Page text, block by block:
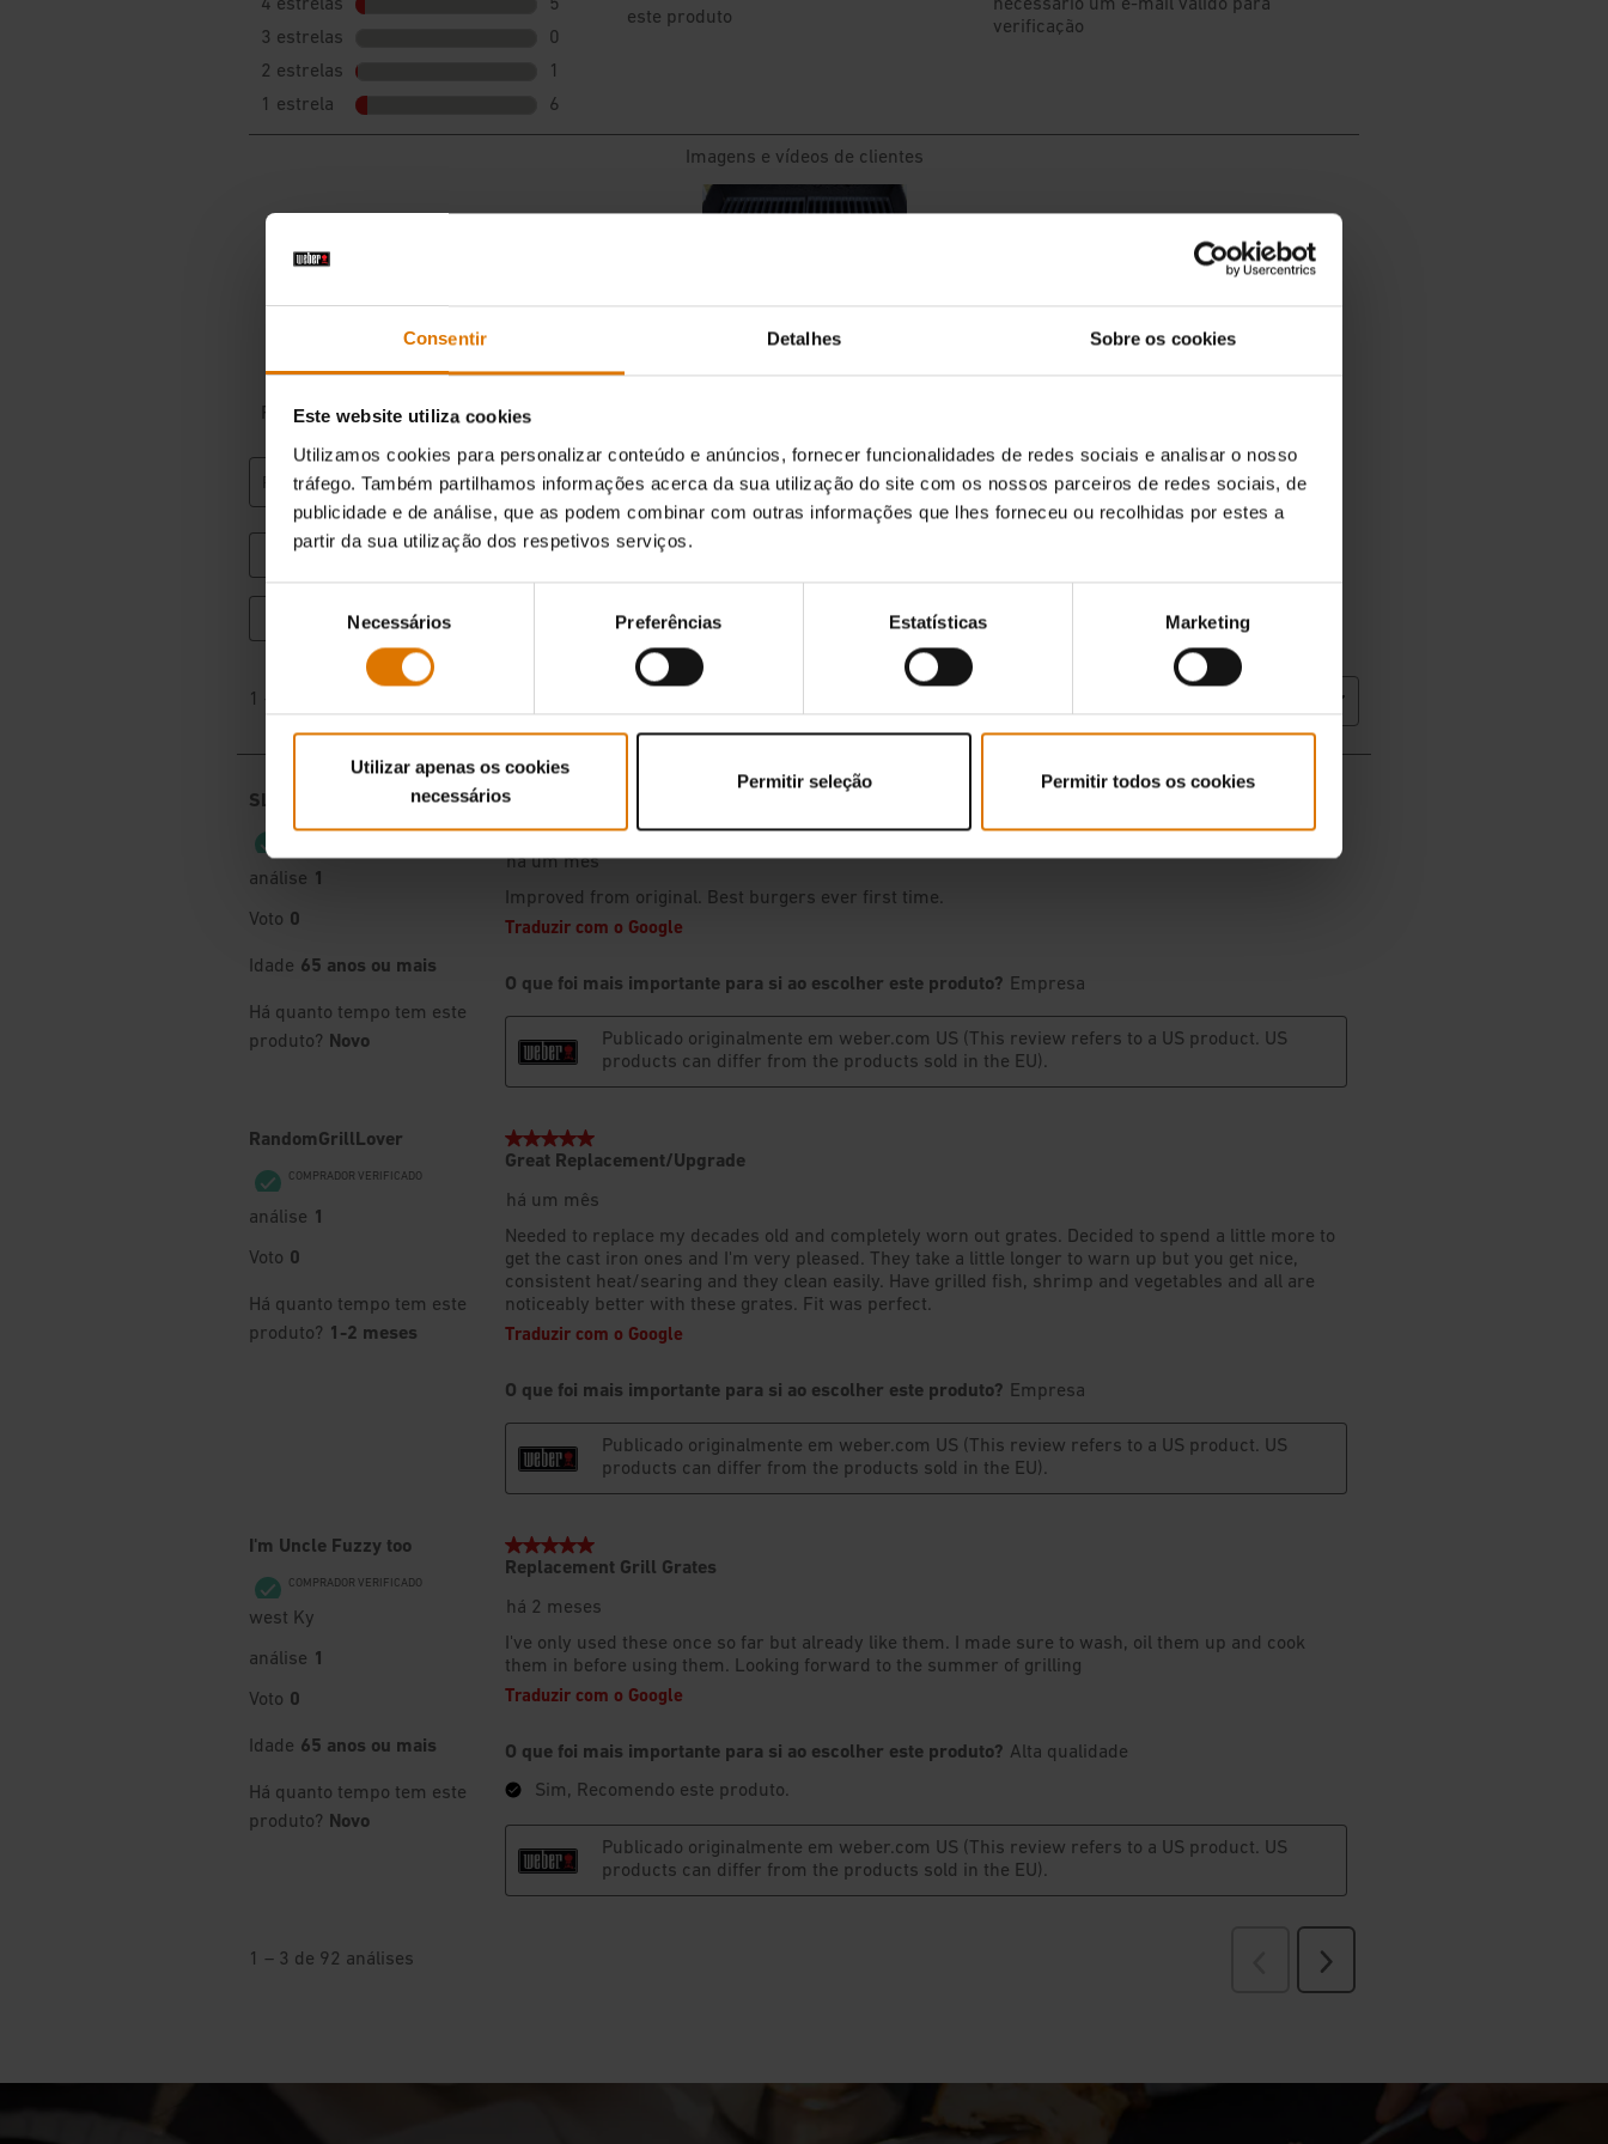
Consentir Detalhes Sobre os cookies
Este website utiliza cookies
Utilizamos cookies para personalizar conteúdo e anúncios, fornecer funcionalidades de redes sociais e analisar o nosso
tráfego. Também partilhamos informações acerca da sua utilização do site com os nossos parceiros de redes sociais, de
publicidade e de análise, que as podem combinar com outras informações que lhes forneceu ou recolhidas por estes a
partir da sua utilização dos respetivos serviços.
Seleção
consentimento
Necessários Preferências Estatísticas Marketing
Utilizar apenas os cookies
necessários
Permitir seleção Permitir todos os cookies